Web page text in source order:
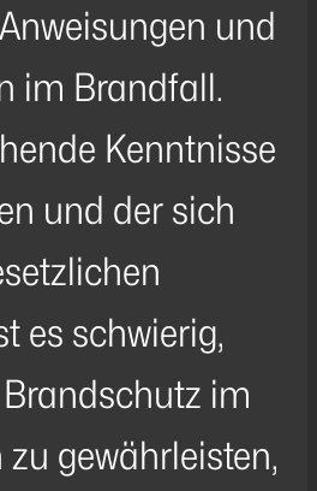
und
im Brandfall.
Kenntnisse
und der sich
es schwierig,
im
gewährleisten,